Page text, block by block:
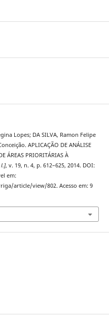
Lopes; DA SILVA, Ramon Felipe
APLICAÇÃO DE ANÁLISE
ÁREAS PRIORITÁRIAS À
l.], v. 19, n. 4, p. 612–625, 2014. DOI:
em:
article/view/802. Acesso em: 9